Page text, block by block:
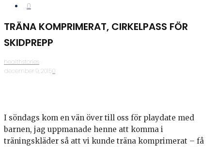
0
TRÄNA KOMPRIMERAT, CIRKELPASS FÖR
SKIDPREPP
healthstories
·december 9, 2015·0
I söndags kom en vän över till oss för playdate med
barnen, jag uppmanade henne att komma i
träningskläder så att vi kunde träna komprimerat – få